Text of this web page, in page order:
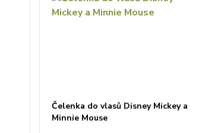
Čelenka do vlasů Disney Mickey a
Minnie Mouse